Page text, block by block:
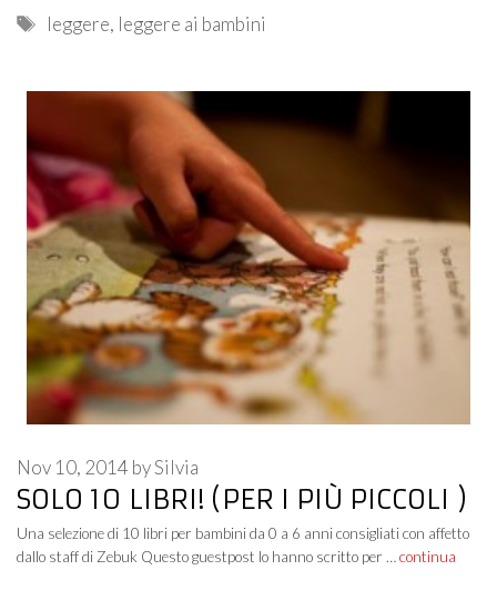
Tags
leggere, leggere ai bambini
SOLO 10 LIBRI! (PER I PIÙ PICCOLI )
Nov 10, 2014 bySilvia
Una selezione di 10 libri per bambini da 0 a 6 anni consigliati con affetto
dallo staff di Zebuk Questo guestpost lo hanno scritto per …continua